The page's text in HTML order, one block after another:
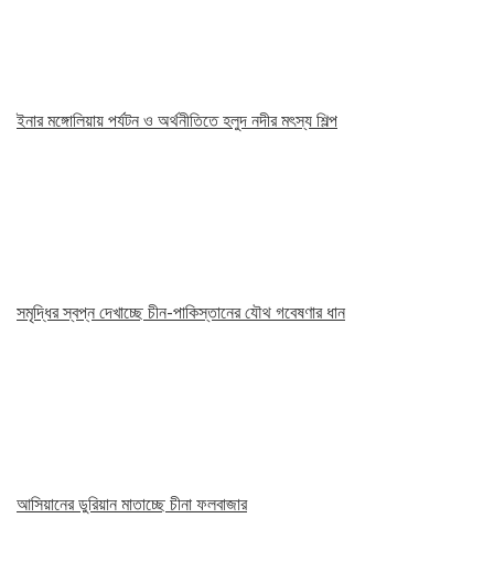
ইনার মঙ্গোলিয়ায় পর্যটন ও অর্থনীতিতে হলুদ নদীর মৎস্য শিল্প
সমৃদ্ধির স্বপ্ন দেখাচ্ছে চীন-পাকিস্তানের যৌথ গবেষণার ধান
আসিয়ানের ডুরিয়ান মাতাচ্ছে চীনা ফলবাজার